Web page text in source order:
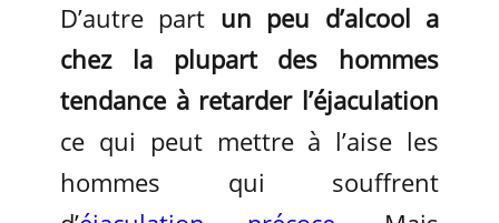
D’autre part un peu d’alcool a
chez la plupart des hommes
tendance àretarder l’éjaculation
ce qui peut mettre à l’aise les
hommes qui souffrent